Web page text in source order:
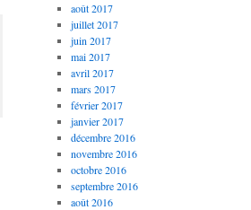
août 2017
juillet 2017
juin 2017
mai 2017
avril 2017
mars 2017
février 2017
janvier 2017
décembre 2016
novembre 2016
octobre 2016
septembre 2016
août 2016